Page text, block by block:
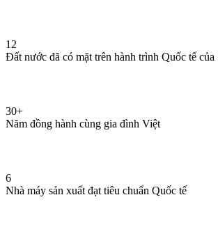
12
Đất nước đã có mặt trên hành trình Quốc tế
30+
Năm đồng hành cùng gia đình Việt
6
Nhà máy sản xuất đạt tiêu chuẩn Quốc tế